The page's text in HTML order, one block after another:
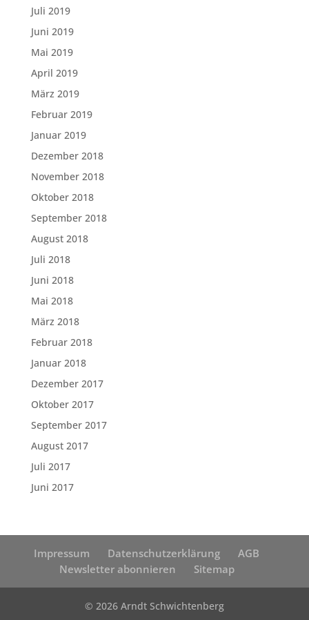
Juli 2019
Juni 2019
Mai 2019
April 2019
März 2019
Februar 2019
Januar 2019
Dezember 2018
November 2018
Oktober 2018
September 2018
August 2018
Juli 2018
Juni 2018
Mai 2018
März 2018
Februar 2018
Januar 2018
Dezember 2017
Oktober 2017
September 2017
August 2017
Juli 2017
Juni 2017
Impressum Datenschutzerklärung
AGB
Newsletter abonnieren
Sitemap
© 2026 Arndt Schwichtenberg